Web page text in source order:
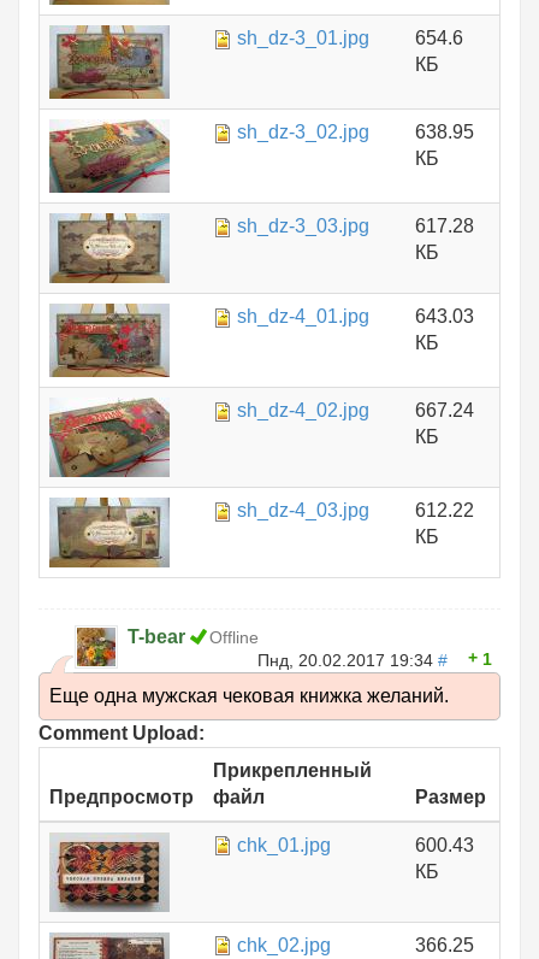
sh_dz-3_01.jpg
654.6
КБ
sh_dz-3_02.jpg
638.95
КБ
sh_dz-3_03.jpg
617.28
КБ
sh_dz-4_01.jpg
643.03
КБ
sh_dz-4_02.jpg
667.24
КБ
sh_dz-4_03.jpg
612.22
КБ
T-bear
Offline
Пнд, 20.02.2017 19:34 # 1
Еще одна мужская чековая книжка желаний.
Comment Upload:
Предпросмотр
Прикрепленный
файл
Размер
chk_01.jpg
600.43
КБ
chk_02.jpg
366.25